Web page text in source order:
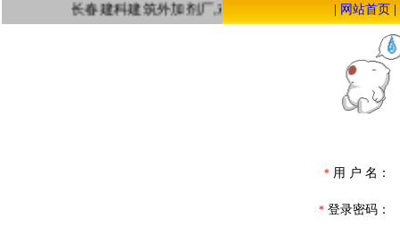
长春建科建筑外加剂厂,欢迎您点击本站，我们将以
网站首页|
* 用 户 名：
* 登录密码：